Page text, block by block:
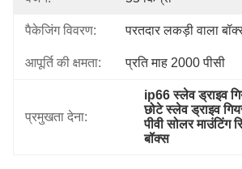
पैकेजिंग विवरण: परतदार लकड़ी वाला
आपूर्ति की क्षमता: प्रति माह 2000 पीसी
प्रमुखता देना:
ip66 स्लेव ड्राइव
छोटे स्लेव ड्राइव
पीवी सोलर माउंटिंग
बॉक्स